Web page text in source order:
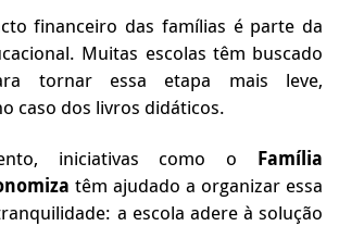
financeiro das famílias é parte da
Muitas escolas têm buscado
tornar essa etapa mais leve,
caso dos livros didáticos.
iniciativas como o Família
têm ajudado a organizar essa
a escola adere à solução